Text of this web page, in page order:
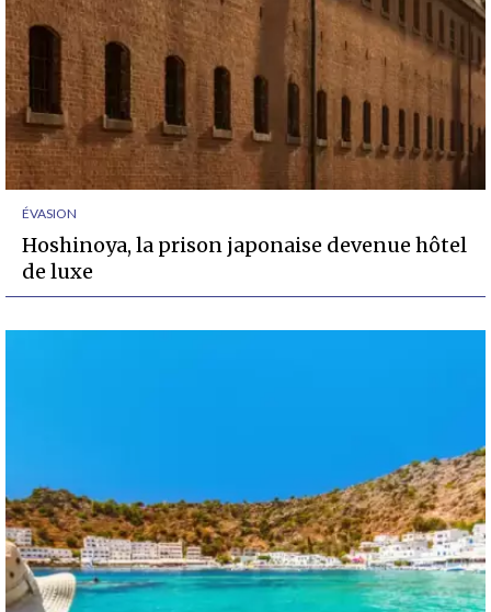
ÉVASION
Hoshinoya, la prison japonaise devenue hôtel
de luxe